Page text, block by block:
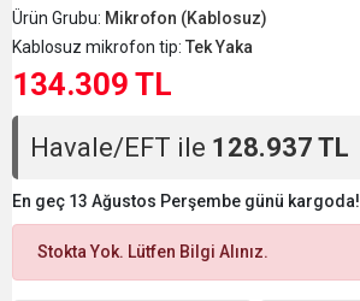
Ürün Grubu: Mikrofon (Kablosuz)
Kablosuz mikrofon tip: Tek Yaka
134.309 TL
Havale/EFT ile 128.937 TL
En geç 13 Ağustos Perşembe günü kargoda!
Stokta Yok. Lütfen Bilgi Alınız.